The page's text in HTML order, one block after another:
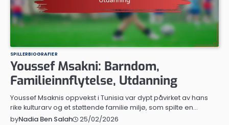
SPILLERBIOGRAFIER
Youssef Msakni: Barndom,
Familieinnflytelse, Utdanning
Youssef Msaknis oppvekst i Tunisia var dypt påvirket av hans
rike kulturarv og et støttende familie miljø, som spilte en…
byNadia Ben Salah 25/02/2026